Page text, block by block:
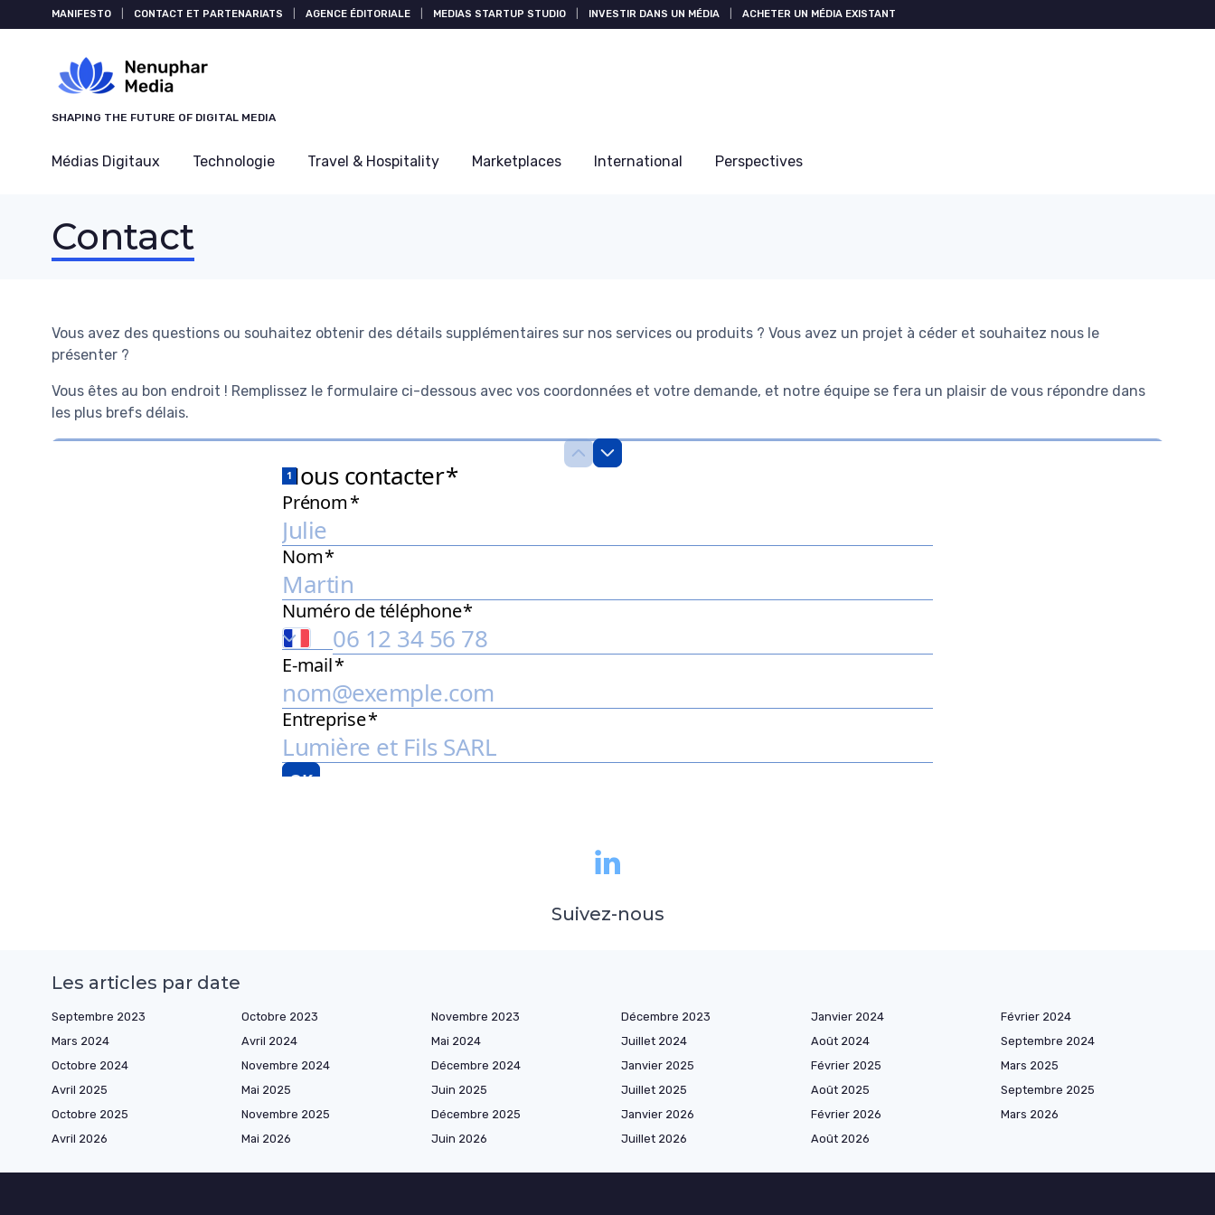
MANIFESTO CONTACT ET PARTENARIATS AGENCE ÉDITORIALE MEDIAS STARTUP STUDIO INVESTIR DANS UN MÉDIA ACHETER UN MÉDIA EXISTANT
SHAPING THE FUTURE OF DIGITAL MEDIA
Médias Digitaux Technologie Travel & Hospitality Marketplaces International Perspectives
Contact
Vous avez des questions ou souhaitez obtenir des détails supplémentaires sur nos services ou produits ? Vous avez un projet à céder et souhaitez nous le
présenter ?
Vous êtes au bon endroit ! Remplissez le formulaire ci-dessous avec vos coordonnées et votre demande, et notre équipe se fera un plaisir de vous répondre dans
les plus brefs délais.
Suivez-nous
Les articles par date
Septembre 2023 Octobre 2023 Novembre 2023 Décembre 2023 Janvier 2024
Février 2024
Mars 2024
Avril 2024 Mai 2024 Juillet 2024 Août 2024
Septembre 2024
Octobre 2024
Novembre 2024 Décembre 2024 Janvier 2025 Février 2025
Mars 2025
Avril 2025
Mai 2025 Juin 2025 Juillet 2025 Août 2025
Septembre 2025
Octobre 2025
Novembre 2025 Décembre 2025 Janvier 2026 Février 2026
Mars 2026
Avril 2026
Mai 2026 Juin 2026 Juillet 2026 Août 2026
Panneau de gestion des cookies